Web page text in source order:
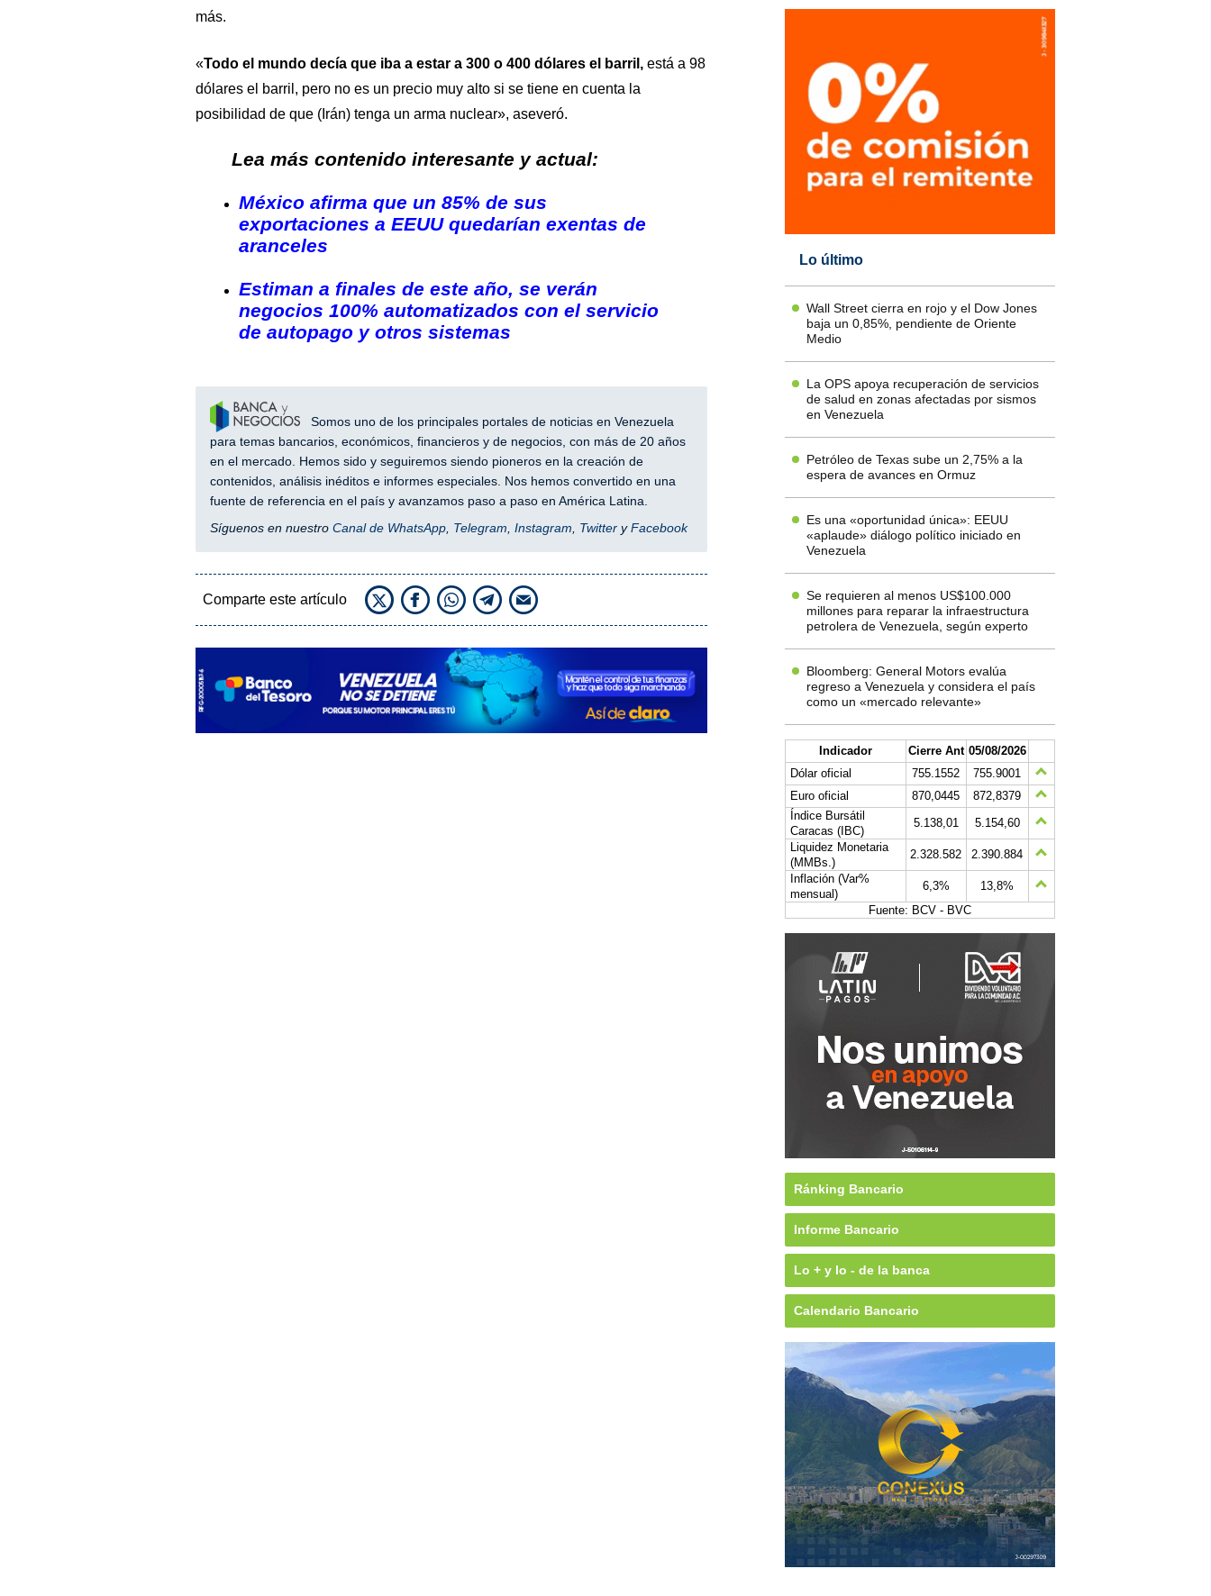
más.
«Todo el mundo decía que iba a estar a 300 o 400 dólares el barril,está a 98
dólares el barril, pero no es un precio muy alto si se tiene en cuenta la
posibilidad de que (Irán) tenga un arma nuclear», aseveró.
Lea más contenido interesante y actual:
México afirma que un 85% de sus
exportaciones a EEUU quedarían exentas de
aranceles
Estiman a finales de este año, se verán
negocios 100% automatizados con el servicio
de autopago y otros sistemas
Somos uno de los principales portales de noticias en Venezuela
para temas bancarios, económicos, financieros y de negocios, con más de 20 años
en el mercado. Hemos sido y seguiremos siendo pioneros en la creación de
contenidos, análisis inéditos e informes especiales. Nos hemos convertido en una
fuente de referencia en el país y avanzamos paso a paso en América Latina.
Síguenos en nuestro Canal de WhatsApp, Telegram Instagram TwitteryFacebook
Comparte este artículo
Lo último
Wall Street cierra en rojo y el Dow Jones
baja un 0,85%, pendiente de Oriente
Medio
La OPS apoya recuperación de servicios
de salud en zonas afectadas por sismos
en Venezuela
Petróleo de Texas sube un 2,75% a la
espera de avances en Ormuz
Es una «oportunidad única»: EEUU
«aplaude» diálogo político iniciado en
Venezuela
Se requieren al menos US$100.000
millones para reparar la infraestructura
petrolera de Venezuela, según experto
Bloomberg: General Motors evalúa
regreso a Venezuela y considera el país
como un «mercado relevante»
Indicador Cierre Ant 05/08/2026
Dólar oficial
755.1552
755.9001
Euro oficial
870,0445
872,8379
Índice Bursátil
Caracas (IBC)
5.138,01
5.154,60
Liquidez Monetaria
(MMBs.)
2.328.582
2.390.884
Inflación (Var%
mensual)
6,3%
13,8%
Fuente: BCV - BVC
Ránking Bancario
Informe Bancario
Lo + y lo - de la banca
Calendario Bancario